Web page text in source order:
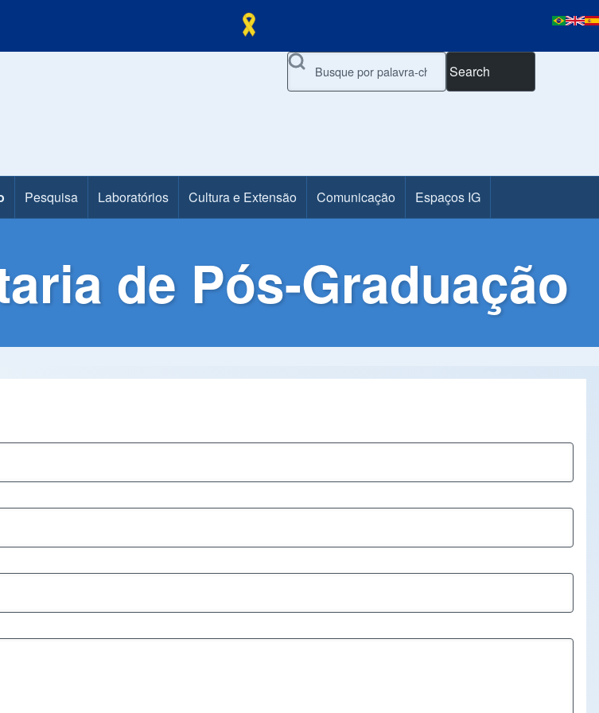
Search
Pesquisa Laboratórios Cultura e Extensão Comunicação Espaços IG
de Pós-Graduação